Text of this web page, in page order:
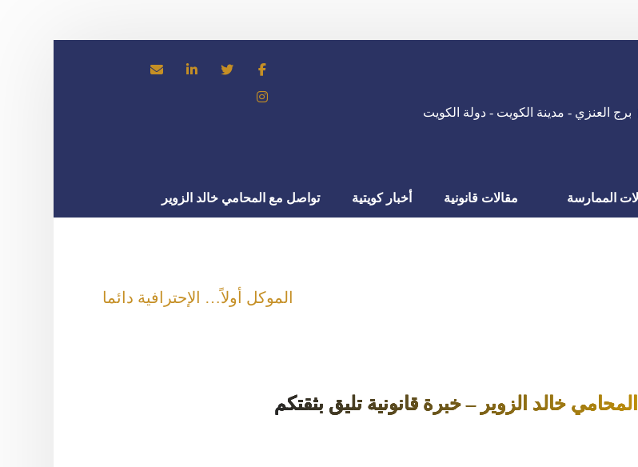
برج العنزي - مدينة الكويت - دولة الكويت
الممارسة مقالات قانونية أخبار كويتية تواصل مع المحامي خالد الزوير
الموكل أولاً… الإحترافية دائما
خالد الزوير – خبرة قانونية تليق بثقتكم